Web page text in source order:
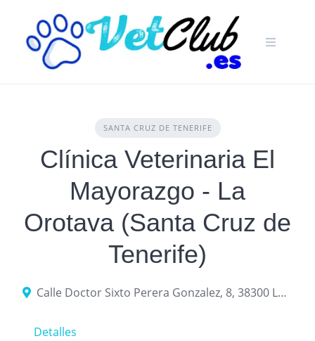
content
SANTA CRUZ DE TENERIFE
Clínica Veterinaria El
Mayorazgo - La
Orotava (Santa Cruz de
Tenerife)
Calle Doctor Sixto Perera Gonzalez, 8, 38300 La Orotava, Santa Cruz de Tenerife, Islas Canarias
Detalles